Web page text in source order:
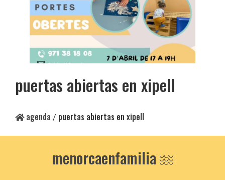
puertas abiertas en xipell
agenda / puertas abiertas en xipell
menorcaenfamilia